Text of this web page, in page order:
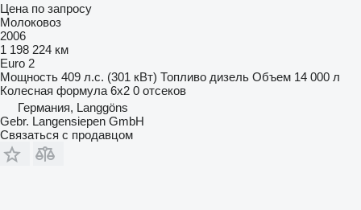
Цена по запросу
Молоковоз
2006
1 198 224 км
Euro 2
Мощность 409 л.с. (301 кВт) Топливо дизель Объем 14 000 л
Колесная формула 6x2 0 отсеков
Германия, Langgöns
Gebr. Langensiepen GmbH
Связаться с продавцом